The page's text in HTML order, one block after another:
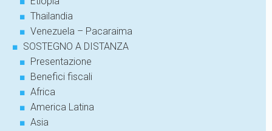
■ Thailandia
■ Venezuela – Pacaraima
■ SOSTEGNO A DISTANZA
■ Presentazione
■ Benefici fiscali
■ Africa
■ America Latina
■ Asia